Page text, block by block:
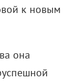
к новым
она